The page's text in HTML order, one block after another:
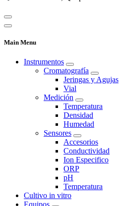
Main Menu
Instrumentos
Cromatografía
Jeringas y Agujas
Vial
Medición
Temperatura
Densidad
Humedad
Sensores
Accesorios
Conductividad
Ion Especifico
ORP
pH
Temperatura
Cultivo in vitro
Equipos